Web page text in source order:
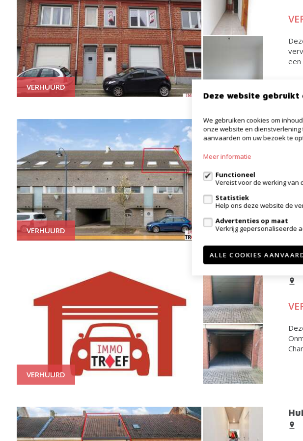
VERHUURD
een
VERHUURD
Dit
VERHUURD
Deze website gebruikt
We gebruiken cookies om
onze website en
aanvaarden om uw bezoek te
Meer informatie
Functioneel
Vereist voor de werking van
Statistiek
Help ons deze website de
Advertenties op maat
Verkrijg gepersonaliseerde
ALLE COOKIES